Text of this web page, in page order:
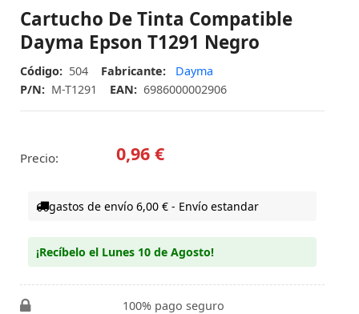
Cartucho De Tinta Compatible
Dayma Epson T1291 Negro
Código: 504 Fabricante:
Dayma
P/N: M-T1291 EAN: 6986000002906
Precio: 0,96 €
gastos de envío 6,00 € - Envío estandar
¡Recíbelo el Lunes 10 de Agosto!
100% pago seguro